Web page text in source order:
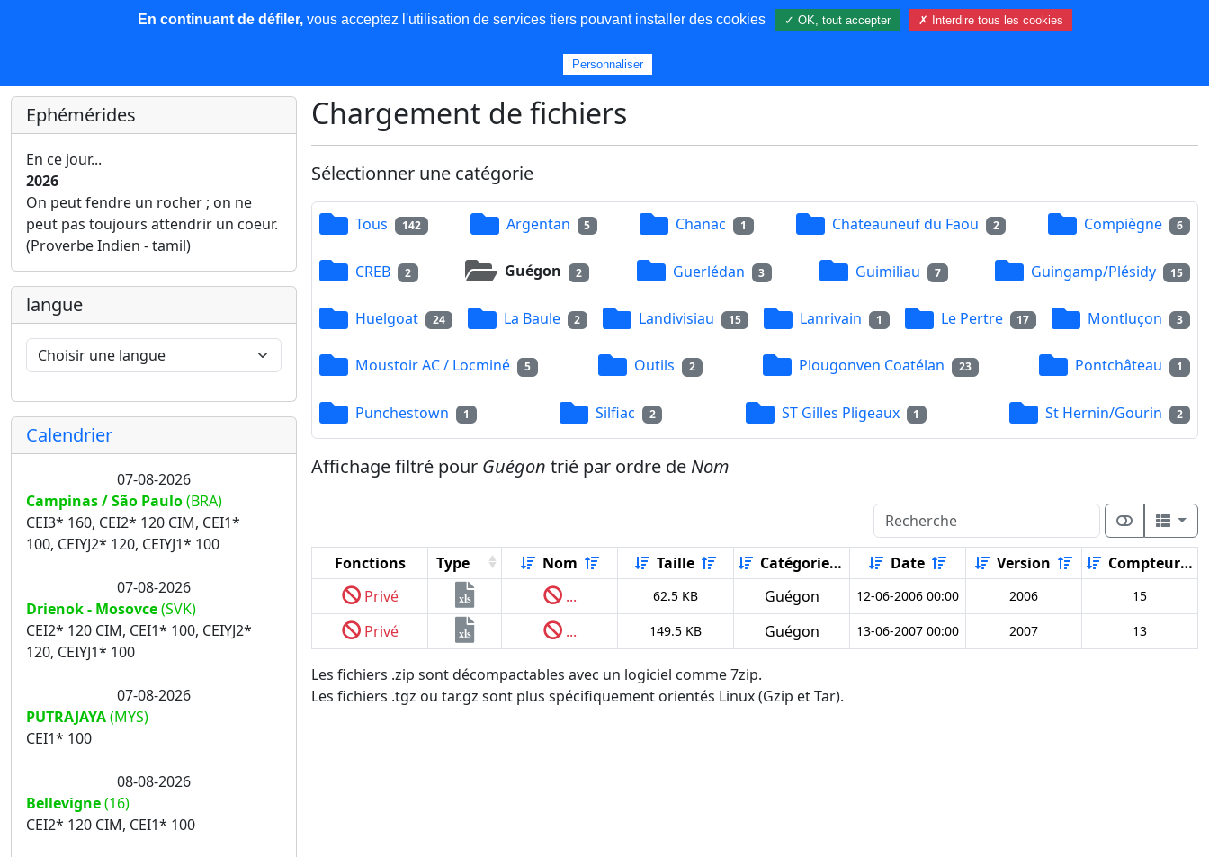
Les nouvelles Base de données Plus
Ephémérides
En ce jour...
2026
On peut fendre un rocher ; on ne
peut pas toujours attendrir un coeur.
(Proverbe Indien - tamil)
langue
Calendrier
07-08-2026
Campinas / São Paulo(BRA)
CEI3* 160, CEI2* 120 CIM, CEI1*
100, CEIYJ2* 120, CEIYJ1* 100
07-08-2026
Drienok - Mosovce(SVK)
CEI2* 120 CIM, CEI1* 100, CEIYJ2*
120, CEIYJ1* 100
07-08-2026
PUTRAJAYA(MYS)
CEI1* 100
08-08-2026
Bellevigne(16)
CEI2* 120 CIM, CEI1* 100
Chargement de fichiers
Sélectionner une catégorie
Tous 142 Argentan 5 Chanac 1 Chateauneuf du Faou 2 Compiègne 6
CREB 2 Guégon 2 Guerlédan 3 Guimiliau 7 Guingamp/Plésidy 15
Huelgoat 24 La Baule 2 Landivisiau 15 Lanrivain 1 Le Pertre 17 Montluçon 3
Moustoir AC / Locminé 5 Outils 2 Plougonven Coatélan 23 Pontchâteau 1
Punchestown 1 Silfiac 2 ST Gilles Pligeaux 1 St Hernin/Gourin 2
Affichage filtré pour Guégon trié par ordre de Nom
Fonctions Type Nom Taille Catégorie Date Version
Compteur
Privé
xls ... 62.5 KB Guégon 12-06-2006 00:00 2006 15
Privé xls ... 149.5 KB Guégon 13-06-2007 00:00 2007 13
Les fichiers .zip sont décompactables avec un logiciel comme 7zip.
Les fichiers .tgz ou tar.gz sont plus spécifiquement orientés Linux (Gzip et Tar).
En continuant de défiler,vous acceptez l'utilisation de services tiers pouvant installer des cookies ✓ OK, tout accepter ✗ Interdire tous les cookies
Personnaliser